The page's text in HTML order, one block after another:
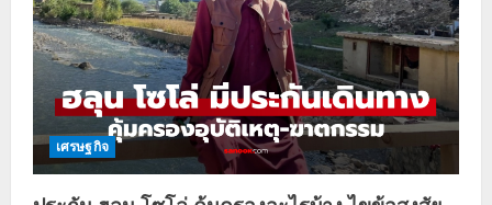
เศรษฐกิจ